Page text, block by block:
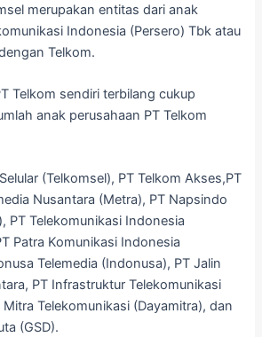
merupakan entitas dari anak
Indonesia (Persero) Tbk atau
Telkom.
Telkom sendiri terbilang cukup
anak perusahaan PT Telkom
(Telkomsel), PT Telkom Akses,PT
Nusantara (Metra), PT Napsindo
PT Telekomunikasi Indonesia
Patra Komunikasi Indonesia
Telemedia (Indonusa), PT Jalin
PT Infrastruktur Telekomunikasi
Telekomunikasi (Dayamitra), dan
(GSD).